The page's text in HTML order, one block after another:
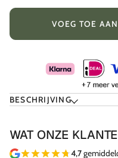
VOEG TOE
BESCHRIJVING
WAT ONZE
4,7